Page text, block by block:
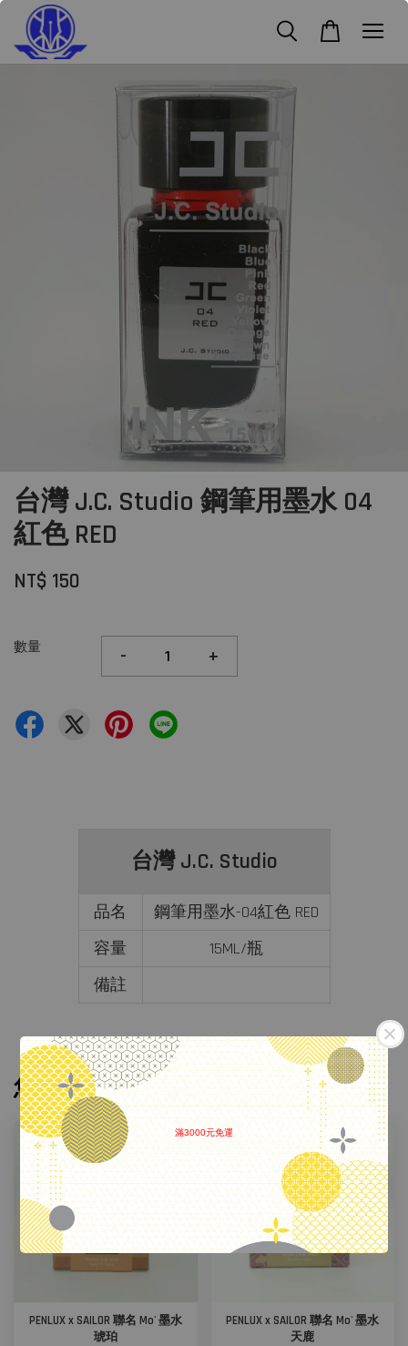
滿3000元免運
台灣 J.C. Studio 鋼筆用墨水 04
紅色 RED
NT$ 150
數量 - +
台灣 J.C. Studio
品名
鋼筆用墨水-04紅色 RED
容量
15ML/瓶
備註
您可能也喜歡
PENLUX x SAILOR 聯名 Mo' 墨水
琥珀
PENLUX x SAILOR 聯名 Mo' 墨水
天鹿